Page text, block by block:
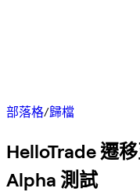
部落格/歸檔
HelloTrade 遷
Alpha 測試